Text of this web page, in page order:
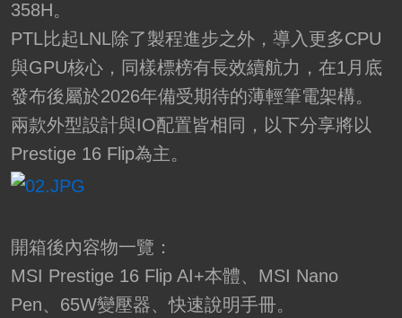
358H。
PTL比起LNL除了製程進步之外，導入更多CPU
與GPU核心，同樣標榜有長效續航力，在1月底
發布後屬於2026年備受期待的薄輕筆電架構。
兩款外型設計與IO配置皆相同，以下分享將以
Prestige 16 Flip為主。
開箱後內容物一覽：
MSI Prestige 16 Flip AI+本體、MSI Nano
Pen、65W變壓器、快速說明手冊。